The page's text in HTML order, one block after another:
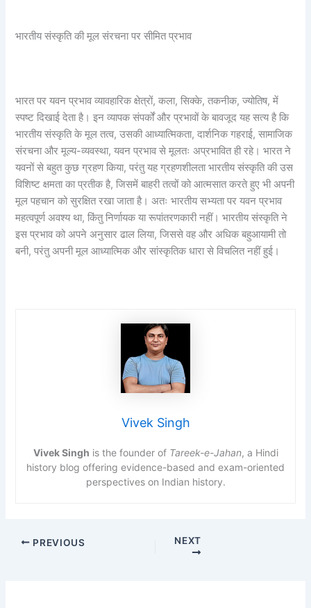
भारतीय संस्कृति की मूल संरचना पर सीमित प्रभाव
भारत पर यवन प्रभाव व्यावहारिक क्षेत्रों, कला, सिक्के, तकनीक, ज्योतिष, में
स्पष्ट दिखाई देता है। इन व्यापक संपर्कों और प्रभावों के बावजूद यह सत्य है कि
भारतीय संस्कृति के मूल तत्व, उसकी आध्यात्मिकता, दार्शनिक गहराई, सामाजिक
संरचना और मूल्य-व्यवस्था, यवन प्रभाव से मूलतः अप्रभावित ही रहे। भारत ने
यवनों से बहुत कुछ ग्रहण किया, परंतु यह ग्रहणशीलता भारतीय संस्कृति की उस
विशिष्ट क्षमता का प्रतीक है, जिसमें बाहरी तत्वों को आत्मसात करते हुए भी अपनी
मूल पहचान को सुरक्षित रखा जाता है। अतः भारतीय सभ्यता पर यवन प्रभाव
महत्वपूर्ण अवश्य था, किंतु निर्णायक या रूपांतरणकारी नहीं। भारतीय संस्कृति ने
इस प्रभाव को अपने अनुसार ढाल लिया, जिससे वह और अधिक बहुआयामी तो
बनी, परंतु अपनी मूल आध्यात्मिक और सांस्कृतिक धारा से विचलित नहीं हुई।
Vivek Singh
Vivek Singh is the founder of Tareek-e-Jahan, a Hindi
history blog offering evidence-based and exam-oriented
perspectives on Indian history.
PREVIOUS NEXT